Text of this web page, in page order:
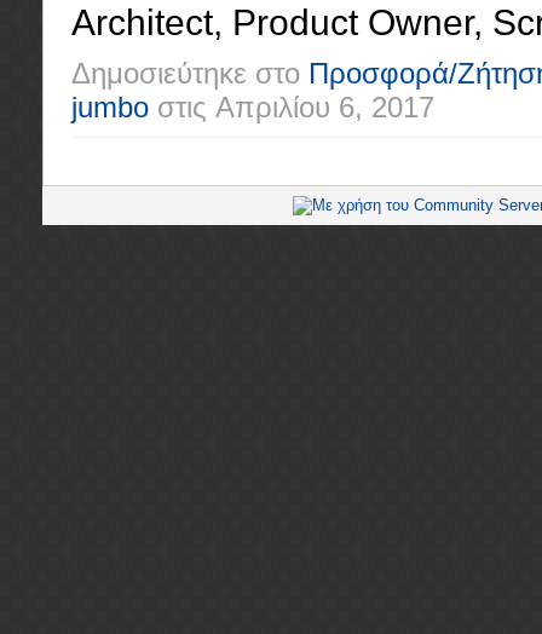
Architect, Product Owner,
Δημοσιεύτηκε στο Προσφορά/
jumbo στις Απριλίου 6, 2017